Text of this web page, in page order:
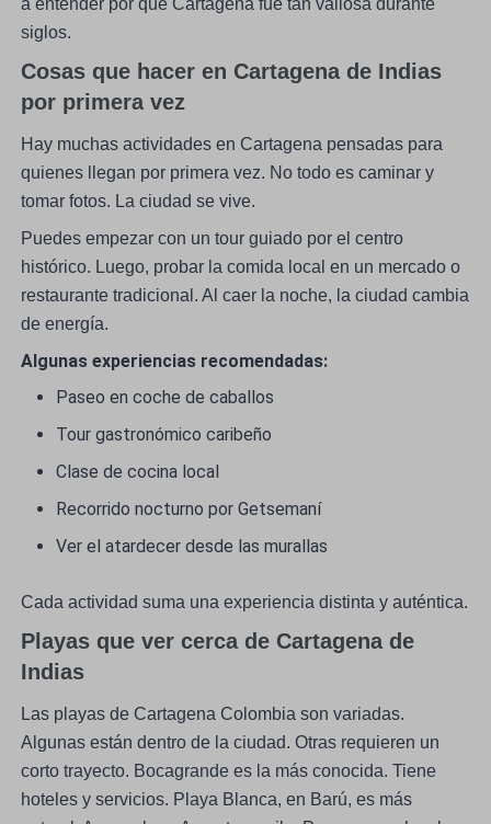
a entender por que Cartagena fue tan valiosa durante
siglos.
Cosas que hacer en Cartagena de Indias
por primera vez
Hay muchas actividades en Cartagena pensadas para
quienes llegan por primera vez. No todo es caminar y
tomar fotos. La ciudad se vive.
Puedes empezar con un tour guiado por el centro
histórico. Luego, probar la comida local en un mercado o
restaurante tradicional. Al caer la noche, la ciudad cambia
de energía.
Algunas experiencias recomendadas:
Paseo en coche de caballos
Tour gastronómico caribeño
Clase de cocina local
Recorrido nocturno por Getsemaní
Ver el atardecer desde las murallas
Cada actividad suma una experiencia distinta y auténtica.
Playas que ver cerca de Cartagena de
Indias
Las playas de Cartagena Colombia son variadas.
Algunas están dentro de la ciudad. Otras requieren un
corto trayecto. Bocagrande es la más conocida. Tiene
hoteles y servicios. Playa Blanca, en Barú, es más